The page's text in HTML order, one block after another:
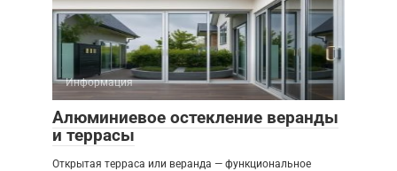
Информация
Алюминиевое остекление веранды
и террасы
Открытая терраса или веранда — функциональное